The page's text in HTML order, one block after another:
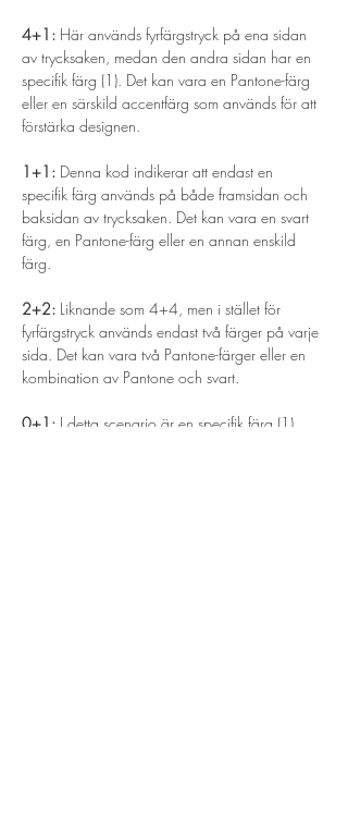
4+1: Här används fyrfärgstryck på ena sidan
av trycksaken, medan den andra sidan har en
specifik färg (1). Det kan vara en Pantone-färg
eller en särskild accentfärg som används för att
förstärka designen.
1+1: Denna kod indikerar att endast en
specifik färg används på både framsidan och
baksidan av trycksaken. Det kan vara en svart
färg, en Pantone-färg eller en annan enskild
färg.
2+2: Liknande som 4+4, men i stället för
fyrfärgstryck används endast två färger på varje
sida. Det kan vara två Pantone-färger eller en
kombination av Pantone och svart.
0+1: I detta scenario är en specifik färg (1)